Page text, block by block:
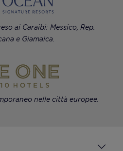
ai Caraibi: Messico, Rep.
e Giamaica.
nelle città europee.